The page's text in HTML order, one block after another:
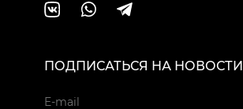
ПОДПИСАТЬСЯ НА НОВОСТИ